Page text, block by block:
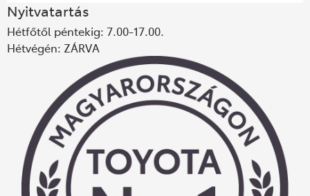
Nyitvatartás
Hétfőtől péntekig: 7.00-17.00.
Hétvégén: ZÁRVA